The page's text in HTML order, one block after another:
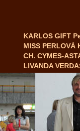
KARLOS GIFT
MISS PERLOVÁ
CH. CYMES-
LIVANDA